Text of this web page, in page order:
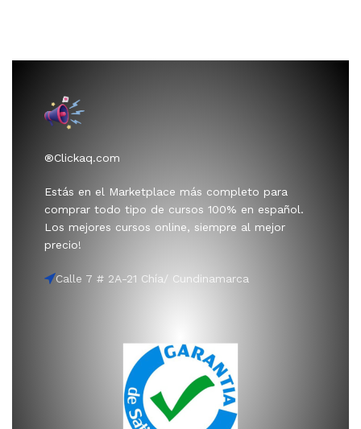
®Clickaq.com
Estás en el Marketplace más completo para
comprar todo tipo de cursos 100% en español.
Los mejores cursos online, siempre al mejor
precio!
Calle 7 # 2A-21 Chía/ Cundinamarca